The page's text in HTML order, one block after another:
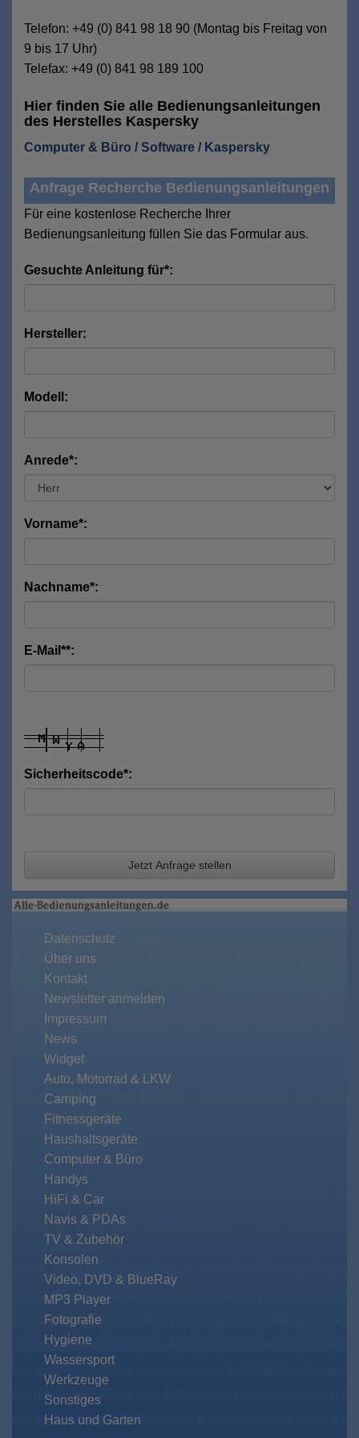
Telefon: +49 (0) 841 98 18 90 (Montag bis Freitag von
9 bis 17 Uhr)
Telefax: +49 (0) 841 98 189 100
Hier finden Sie alle Bedienungsanleitungen
des Herstelles Kaspersky
Computer & Büro / Software / Kaspersky
Anfrage Recherche Bedienungsanleitungen
Für eine kostenlose Recherche Ihrer
Bedienungsanleitung füllen Sie das Formular aus.
Gesuchte Anleitung für*:
Hersteller:
Modell:
Anrede*:
Vorname*:
Nachname*:
E-Mail**:
Sicherheitscode*:
Jetzt Anfrage stellen
Datenschutz
Über uns
Kontakt
Newsletter anmelden
Impressum
News
Widget
Auto, Motorrad & LKW
Camping
Fitnessgeräte
Haushaltsgeräte
Computer & Büro
Handys
HiFi & Car
Navis & PDAs
TV & Zubehör
Konsolen
Video, DVD & BlueRay
MP3 Player
Fotografie
Hygiene
Wassersport
Werkzeuge
Sonstiges
Haus und Garten